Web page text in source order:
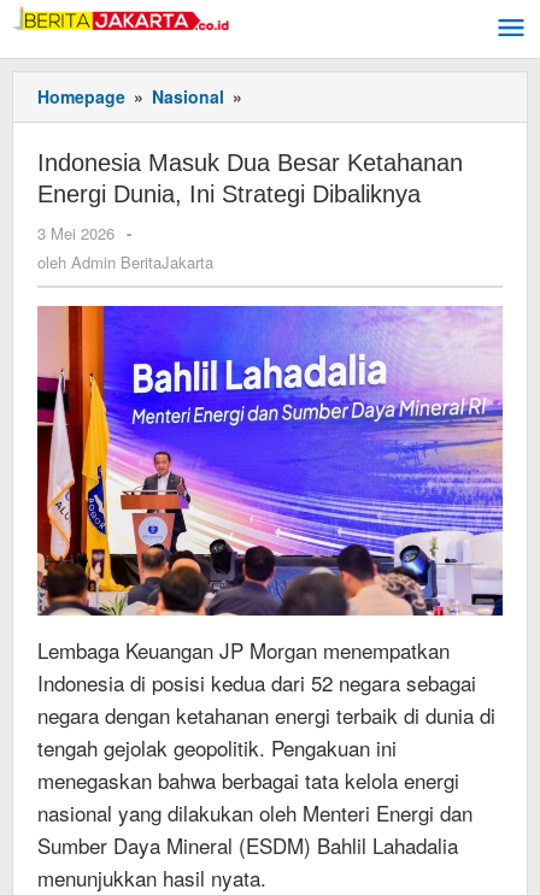
Lewati
ke
konten
Homepage » Nasional »
Masuk
Besar
Ketahanan
Dibaliknya
Indonesia Masuk Dua Besar Ketahanan
Energi Dunia, Ini Strategi Dibaliknya
3 Mei 2026 oleh
Admin
-
oleh Admin BeritaJakarta
Lembaga Keuangan JP Morgan menempatkan
Indonesia di posisi kedua dari 52 negara sebagai
negara dengan ketahanan energi terbaik di dunia di
tengah gejolak geopolitik. Pengakuan ini
menegaskan bahwa berbagai tata kelola energi
nasional yang dilakukan oleh Menteri Energi dan
Sumber Daya Mineral (ESDM) Bahlil Lahadalia
menunjukkan hasil nyata.